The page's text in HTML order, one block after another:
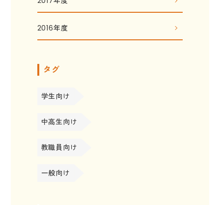
2016年度
タグ
学生向け
中高生向け
教職員向け
一般向け